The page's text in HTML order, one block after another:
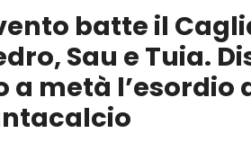
batte il
Sau e Tuia.
a metà l’esordio